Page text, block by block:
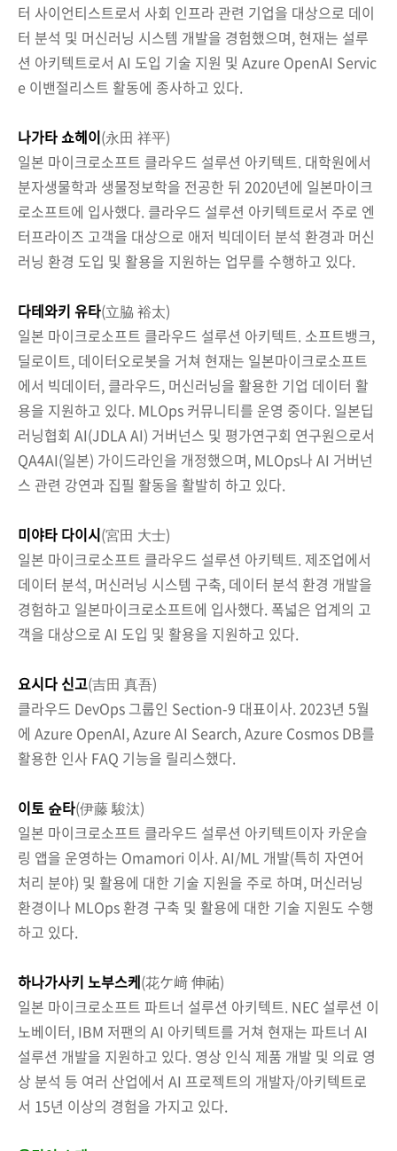
터 사이언티스트로서 사회 인프라 관련 기업을 대상으로 데이
터 분석 및 머신러닝 시스템 개발을 경험했으며, 현재는 설루
션 아키텍트로서 AI 도입 기술 지원 및 Azure OpenAI Servic
e 이밴절리스트 활동에 종사하고 있다.
나가타 쇼헤이(永田 祥平)
일본 마이크로소프트 클라우드 설루션 아키텍트. 대학원에서
분자생물학과 생물정보학을 전공한 뒤 2020년에 일본마이크
로소프트에 입사했다. 클라우드 설루션 아키텍트로서 주로 엔
터프라이즈 고객을 대상으로 애저 빅데이터 분석 환경과 머신
러닝 환경 도입 및 활용을 지원하는 업무를 수행하고 있다.
다테와키 유타(立脇 裕太)
일본 마이크로소프트 클라우드 설루션 아키텍트. 소프트뱅크,
딜로이트, 데이터오로봇을 거쳐 현재는 일본마이크로소프트
에서 빅데이터, 클라우드, 머신러닝을 활용한 기업 데이터 활
용을 지원하고 있다. MLOps 커뮤니티를 운영 중이다. 일본딥
러닝협회 AI(JDLA AI) 거버넌스 및 평가연구회 연구원으로서
QA4AI(일본) 가이드라인을 개정했으며, MLOps나 AI 거버넌
스 관련 강연과 집필 활동을 활발히 하고 있다.
미야타 다이시(宮田 大士)
일본 마이크로소프트 클라우드 설루션 아키텍트. 제조업에서
데이터 분석, 머신러닝 시스템 구축, 데이터 분석 환경 개발을
경험하고 일본마이크로소프트에 입사했다. 폭넓은 업계의 고
객을 대상으로 AI 도입 및 활용을 지원하고 있다.
요시다 신고(吉田 真吾)
클라우드 DevOps 그룹인 Section-9 대표이사. 2023년 5월
에 Azure OpenAI, Azure AI Search, Azure Cosmos DB를
활용한 인사 FAQ 기능을 릴리스했다.
이토 슌타(伊藤 駿汰)
일본 마이크로소프트 클라우드 설루션 아키텍트이자 카운슬
링 앱을 운영하는 Omamori 이사. AI/ML 개발(특히 자연어
처리 분야) 및 활용에 대한 기술 지원을 주로 하며, 머신러닝
환경이나 MLOps 환경 구축 및 활용에 대한 기술 지원도 수행
하고 있다.
하나가사키 노부스케(花ケ﨑 伸祐)
일본 마이크로소프트 파트너 설루션 아키텍트. NEC 설루션 이
노베이터, IBM 저팬의 AI 아키텍트를 거쳐 현재는 파트너 AI
설루션 개발을 지원하고 있다. 영상 인식 제품 개발 및 의료 영
상 분석 등 여러 산업에서 AI 프로젝트의 개발자/아키텍트로
서 15년 이상의 경험을 가지고 있다.